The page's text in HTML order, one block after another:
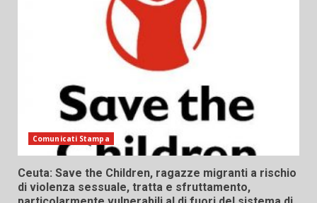
Comunicati Stampa
Ceuta: Save the Children, ragazze migranti a rischio
di violenza sessuale, tratta e sfruttamento,